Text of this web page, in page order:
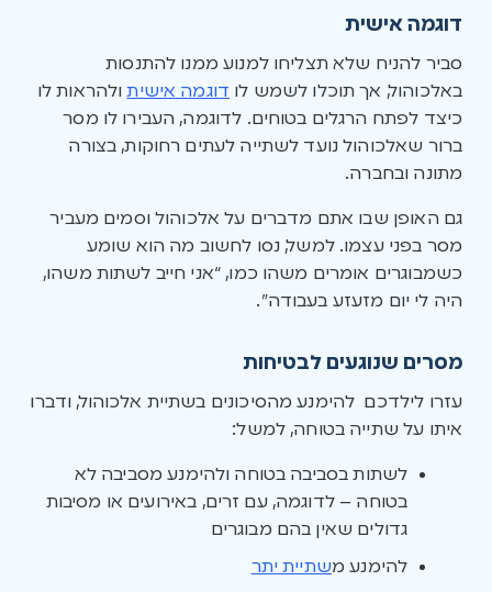
דוגמה אישית
סביר להניח שלא תצליחו למנוע ממנו להתנסות
באלכוהול, אך תוכלו לשמש לו דוגמה אישיתולהראות לו
כיצד לפתח הרגלים בטוחים. לדוגמה, העבירו לו מסר
ברור שאלכוהול נועד לשתייה לעתים רחוקות, בצורה
מתונה ובחברה.
גם האופן שבו אתם מדברים על אלכוהול וסמים מעביר
מסר בפני עצמו. למשל, נסו לחשוב מה הוא שומע
כשמבוגרים אומרים משהו כמו, “אני חייב לשתות משהו,
היה לי יום מזעזע בעבודה”.
מסרים שנוגעים לבטיחות
עזרו לילדכם להימנע מהסיכונים בשתיית אלכוהול, ודברו
איתו על שתייה בטוחה, למשל:
לשתות בסביבה בטוחה ולהימנע מסביבה לא
בטוחה – לדוגמה, עם זרים, באירועים או מסיבות
גדולים שאין בהם מבוגרים
להימנע משתיית יתר